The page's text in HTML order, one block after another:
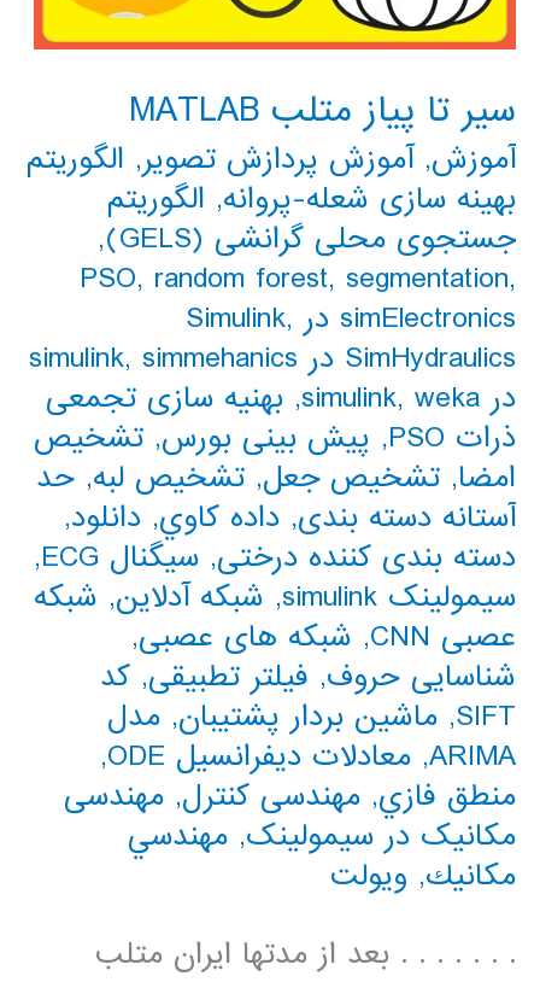
سیر تا پیاز متلب MATLAB
آموزش,آموزش پردازش تصویر, الگوریتم
بهینه سازی شعله-پروانه, الگوریتم
جستجوی محلی گرانشی (GELS)
,
PSO, random forest, segmentation,
simElectronics در Simulink
,
SimHydraulics در simulink
, simmehanics
در simulink
, weka
, بهنیه سازی تجمعی
ذرات PSO
, پیش بینی بورس, تشخیص
امضا, تشخیص جعل, تشخیص لبه, حد
آستانه دسته بندی, داده كاوي, دانلود,
دسته بندی کننده درختی, سیگنال ECG
,
سیمولینک simulink
, شبکه آدلاین, شبکه
عصبی CNN
, شبکه های عصبی,
شناسایی حروف, فیلتر تطبیقی, کد
SIFT
, ماشین بردار پشتیبان, مدل
ARIMA
, معادلات دیفرانسیل ODE
,
منطق فازي, مهندسی کنترل, مهندسی
مکانیک در سیمولینک, مهندسي
مكانيك, ویولت
. . . . . . . بعد از مدتها ایران متلب